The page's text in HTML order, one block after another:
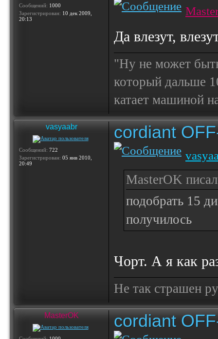
Сообщений: 1000
Зарегистрирован: 10 дек 2009,
20:13
Да влезут,
"Ну не может
который дальше
катает машиной
vasyaabr
Сообщений: 722
Зарегистрирован: 05 янв 2010,
20:49
cordiant
MasterOK
подобрать 15
получилось
Чорт. А я как
Не так страшен
MasterOK cordiant